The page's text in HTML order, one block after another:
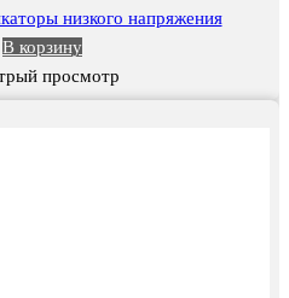
низкого напряжения
В корзину
просмотр